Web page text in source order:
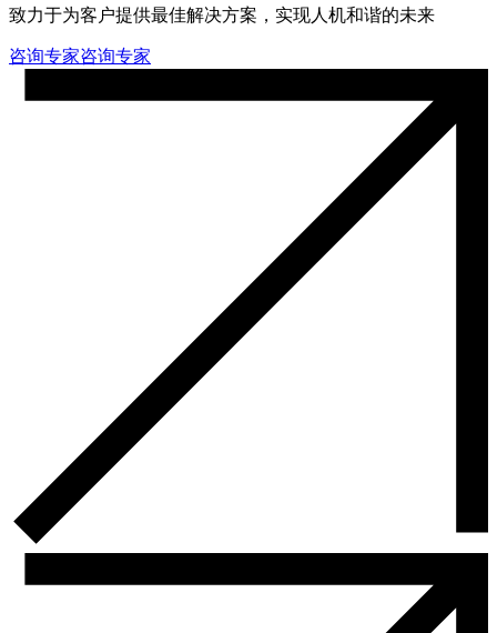
致力于为客户提供最佳解决方案，实现人机和谐的未来
咨询专家咨询专家